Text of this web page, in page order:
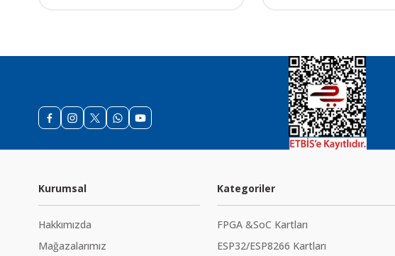
Kurumsal
Hakkımızda
Mağazalarımız
Kategoriler
FPGA &SoC Kartları
ESP32/ESP8266 Kartları